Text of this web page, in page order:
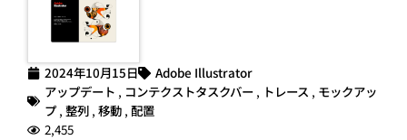
2024年10月15日
Adobe Illustrator
アップデート , コンテクストタスクバー , トレース , モックアッ
プ, 整列 , 移動 , 配置
2,455